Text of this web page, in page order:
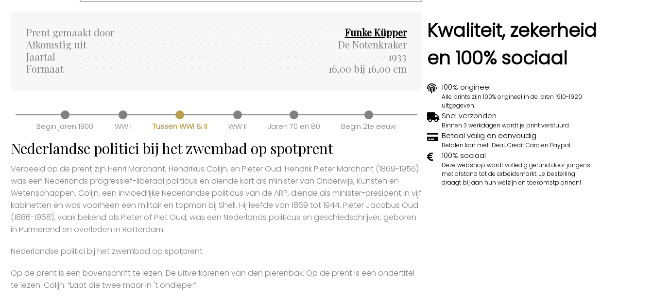
Prent gemaakt door
Funke Küpper
Afkomstig uit
De Notenkraker
Jaartal
1933
Formaat
16,00 bij 16,00 cm
Begin jaren 1900 WW I Tussen WWI & II WW II Jaren 70 en 80 Begin 21e eeuw
Nederlandse politici bij het zwembad op spotprent
Verbeeld op de prent zijn Henri Marchant, Hendrikus Colijn, en Pieter Oud. Hendrik Pieter Marchant (1869-1956)
was een Nederlands progressief-liberaal politicus en diende kort als minister van Onderwijs, Kunsten en
Wetenschappen. Colijn, een invloedrijke Nederlandse politicus van de ARP, diende als minister-president in vijf
kabinetten en was voorheen een militair en topman bij Shell. Hij leefde van 1869 tot 1944. Pieter Jacobus Oud
(1886-1968), vaak bekend als Pieter of Piet Oud, was een Nederlands politicus en geschiedschrijver, geboren
in Purmerend en overleden in Rotterdam.
Nederlandse politici bij het zwembad op spotprent
Op de prent is een bovenschrift te lezen: De uitverkorenen van den pierenbak. Op de prent is een ondertitel
te lezen: Colijn: “Laat die twee maar in 't ondiepe!”.
Kwaliteit, zekerheid
en 100% sociaal
100% origineel
Alle prints zijn 100% origineel in de jaren 1910-1920
uitgegeven.
Snel verzonden
Binnen 3 werkdagen wordt je print verstuurd.
Betaal veilig en eenvoudig
Betalen kan met iDeal, Credit Card en Paypal.
100% sociaal
Deze webshop wordt volledig gerund door jongens
met afstand tot de arbeidsmarkt. Je bestelling
draagt bij aan hun welzijn en toekomstplannen!